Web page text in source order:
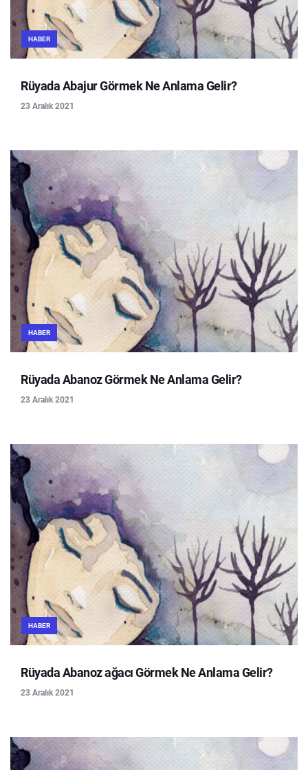
HABER
Rüyada Abajur Görmek Ne Anlama Gelir?
23 Aralık 2021
HABER
Rüyada Abanoz Görmek Ne Anlama Gelir?
23 Aralık 2021
HABER
Rüyada Abanoz ağacı Görmek Ne Anlama Gelir?
23 Aralık 2021